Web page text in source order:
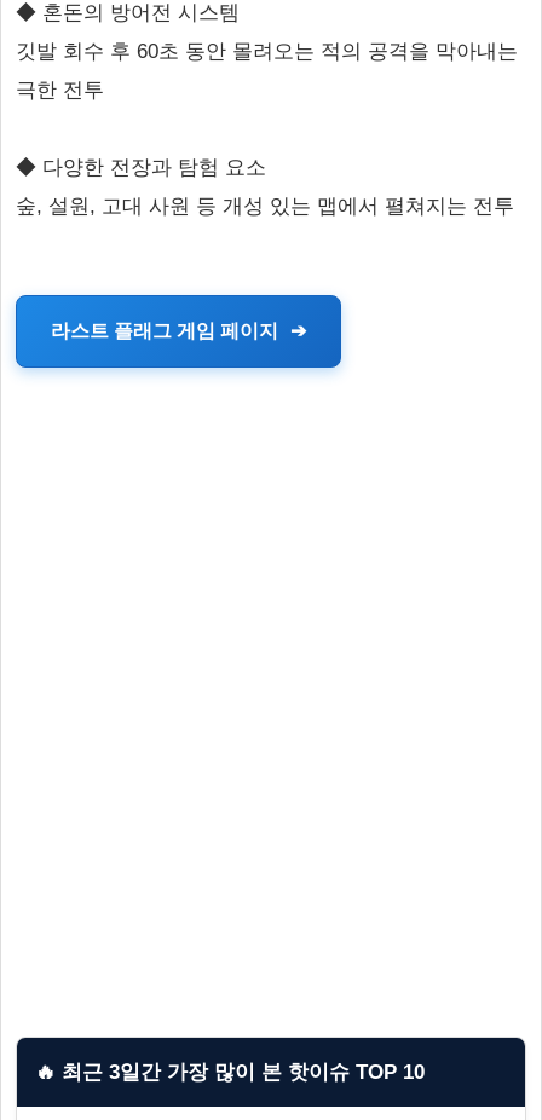
◆ 혼돈의 방어전 시스템
깃발 회수 후 60초 동안 몰려오는 적의 공격을 막아내는
극한 전투
◆ 다양한 전장과 탐험 요소
숲, 설원, 고대 사원 등 개성 있는 맵에서 펼쳐지는 전투
라스트 플래그 게임 페이지
🔥 최근 3일간 가장 많이 본 핫이슈 TOP 10